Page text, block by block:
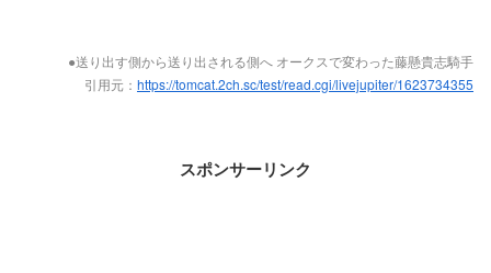
●送り出す側から送り出される側へ オークスで変わった藤懸貴志騎手
引用元： https://tomcat.2ch.sc/test/read.cgi/livejupiter/1623734355
スポンサーリンク